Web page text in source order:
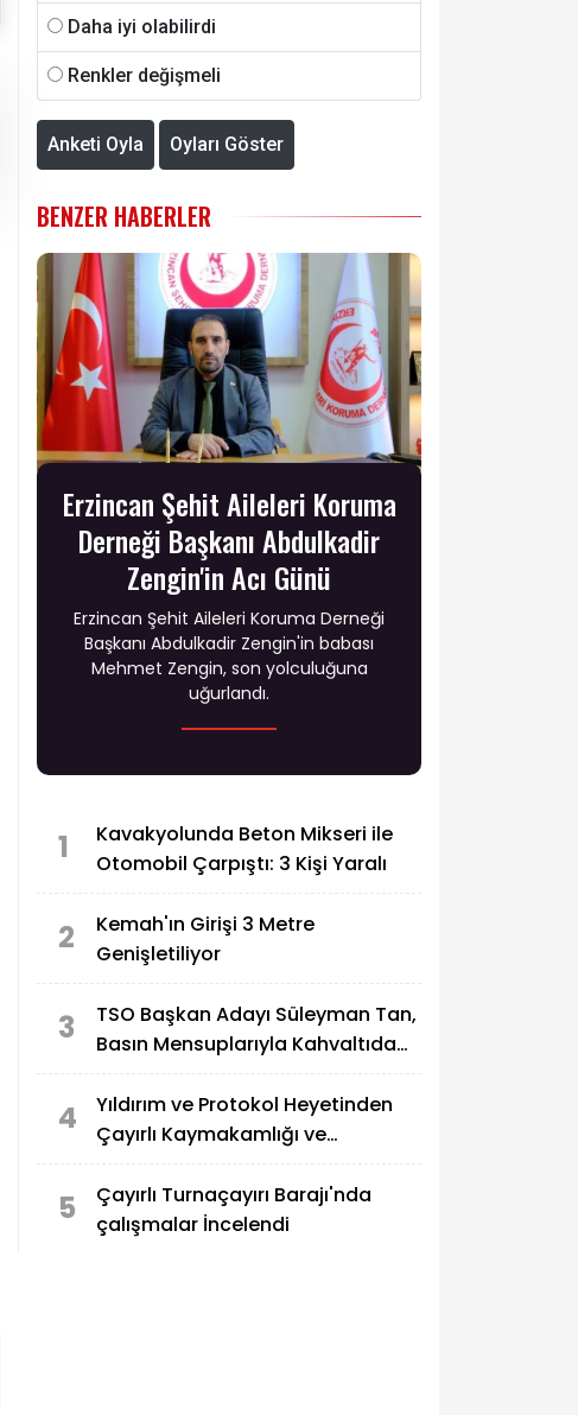
Daha iyi olabilirdi
Renkler değişmeli
Anketi Oyla Oyları Göster
BENZER HABERLER
Erzincan Şehit Aileleri Koruma
Derneği Başkanı Abdulkadir
Zengin'in Acı Günü
Erzincan Şehit Aileleri Koruma Derneği
Başkanı Abdulkadir Zengin'in babası
Mehmet Zengin, son yolculuğuna
uğurlandı.
1
Kavakyolunda Beton Mikseri ile
Otomobil Çarpıştı: 3 Kişi Yaralı
2
Kemah'ın Girişi 3 Metre
Genişletiliyor
3
TSO Başkan Adayı Süleyman Tan,
Basın Mensuplarıyla Kahvaltıda
4
Yıldırım ve Protokol Heyetinden
Çayırlı Kaymakamlığı ve
5
Çayırlı Turnaçayırı Barajı'nda
çalışmalar İncelendi